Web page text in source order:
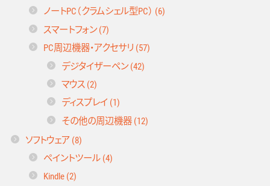
ノートPC（クラムシェル型PC） (6)
スマートフォン (7)
PC周辺機器・アクセサリ (57)
デジタイザーペン (42)
マウス (2)
ディスプレイ (1)
その他の周辺機器 (12)
ソフトウェア (8)
ペイントツール (4)
Kindle (2)